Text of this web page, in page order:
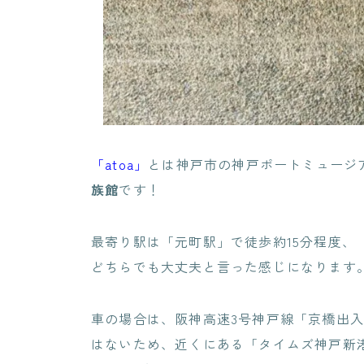
「atoa」 とは神戸市の神戸ポートミュー
族館です！
最寄り駅は「元町駅」で徒歩約15分程度
どちらでも大丈夫と言った感じになります
車の場合は、阪神高速3号神戸線 「京橋出
はないため、近くにある
「タイムズ神戸新